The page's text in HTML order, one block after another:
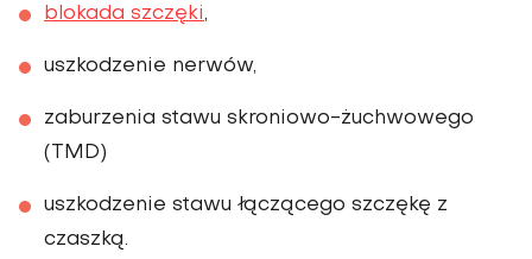
blokada szczęki,
uszkodzenie nerwów,
zaburzenia stawu skronio­wo-żuchwowego
(TMD)
uszkodzenie stawu łączącego szczękę z
czaszką.